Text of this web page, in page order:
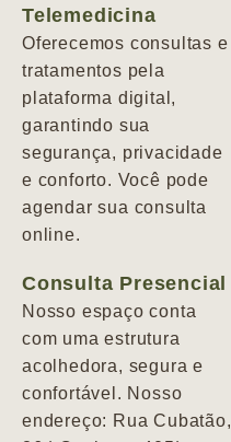
Telemedicina
Oferecemos consultas e
tratamentos pela
plataforma digital,
garantindo sua
segurança, privacidade
e conforto. Você pode
agendar sua consulta
online.
Consulta Presencial
Nosso espaço conta
com uma estrutura
acolhedora, segura e
confortável. Nosso
endereço: Rua Cubatão,